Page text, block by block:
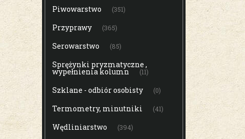
Piwowarstwo (351)
Przyprawy (365)
Serowarstwo (85)
Sprężynki pryzmatyczne ,
wypełnienia kolumn (11)
Szklane - odbiór osobisty (0)
Termometry, minutniki (41)
Wędliniarstwo (394)